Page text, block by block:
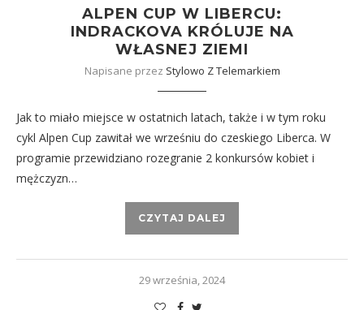
ALPEN CUP W LIBERCU:
INDRACKOVA KRÓLUJE NA
WŁASNEJ ZIEMI
Napisane przez Stylowo Z Telemarkiem
Jak to miało miejsce w ostatnich latach, także i w tym roku
cykl Alpen Cup zawitał we wrześniu do czeskiego Liberca. W
programie przewidziano rozegranie 2 konkursów kobiet i
mężczyzn…
CZYTAJ DALEJ
29 września, 2024